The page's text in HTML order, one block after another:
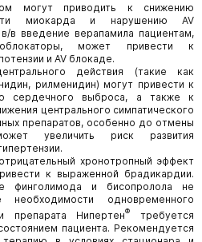
могут приводить к снижению
миокарда и нарушению AV
в введение верапамила пациентам,
может привести к
и AV блокаде.
действия (такие как
рилменидин) могут привести к
сердечного выброса, а также к
центрального симпатического
препаратов, особенно до отмены
увеличить риск развития
хронотропный эффект
к выраженной брадикардии.
финголимода и бисопролола не
одновременного
препарата Нипертен®
требуется
пациента. Рекомендуется